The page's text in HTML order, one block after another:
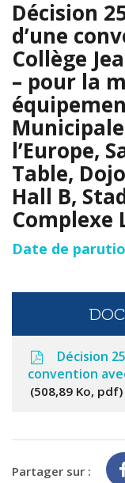
Décision
d’une
Collège
– pour la
l’Europe,
Table,
Hall B,
Complexe
Date de
Décision
convention
508,89 Ko, pdf
Partager sur :